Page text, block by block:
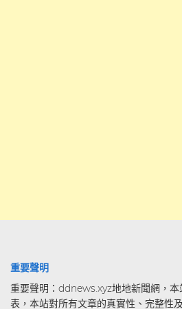
重要聲明
重要聲明：ddnews.xyz地地新聞網，
表，本站對所有文章的真實性、完整性